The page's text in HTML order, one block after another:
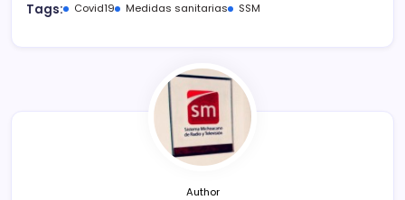
ar
tir
Tags: Covid19 Medidas sanitarias SSM
Author